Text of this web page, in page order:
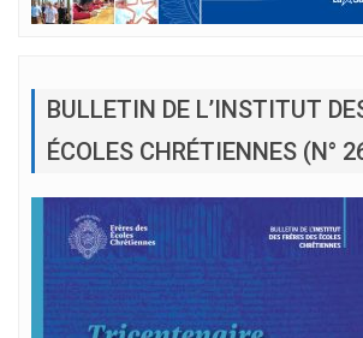
BULLETIN DE L’INSTITUT
ÉCOLES CHRÉTIENNES (N°